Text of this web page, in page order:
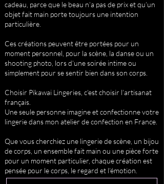
cadeau, parce que le beau n’a pas de prix et qu’un
objet fait main porte toujours une intention
particulière.
Ces créations peuvent être portées pour un
moment personnel, pour la scène, la danse ou un
shooting photo, lors d’une soirée intime ou
simplement pour se sentir bien dans son corps.
Choisir Pikawai Lingeries, c’est choisir l’artisanat
français.
Une seule personne imagine et confectionne votre
lingerie dans mon atelier de confection en France.
Que vous cherchiez une lingerie de scène, un bijou
de corps, un ensemble fait main ou une pièce forte
pour un moment particulier, chaque création est
pensée pour le corps, le regard et l’émotion.